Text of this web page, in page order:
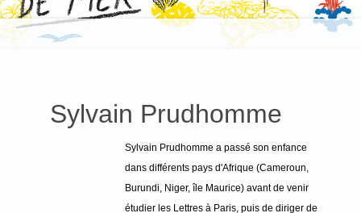
Sylvain Prudhomme
Sylvain Prudhomme a passé son enfance
dans différents pays d'Afrique (Cameroun,
Burundi, Niger, île Maurice) avant de venir
étudier les Lettres à Paris, puis de diriger de